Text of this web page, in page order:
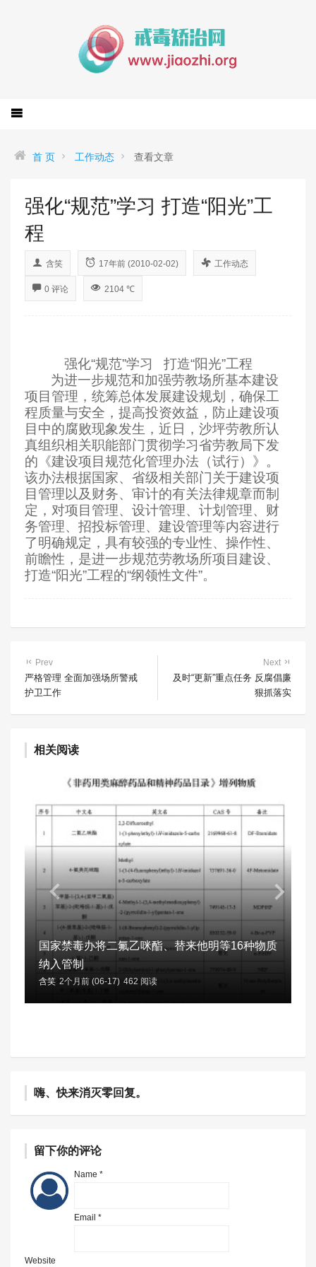
首 页 工作动态 查看文章
强化“规范”学习 打造“阳光”工
程
含笑 17年前 (2010-02-02) 工作动态
0 评论 2104 ℃
强化“规范”学习
打造“阳光”工程
为进一步规范和加强劳教场所基本建设
项目管理，统筹总体发展建设规划，确保工
程质量与安全，提高投资效益，防止建设项
目中的腐败现象发生，近日，沙坪劳教所认
真组织相关职能部门贯彻学习省劳教局下发
的《建设项目规范化管理办法（试行）》。
该办法根据国家、省级相关部门关于建设项
目管理以及财务、审计的有关法律规章而制
定，对项目管理、设计管理、计划管理、财
务管理、招投标管理、建设管理等内容进行
了明确规定，具有较强的专业性、操作性、
前瞻性，是进一步规范劳教场所项目建设、
打造“阳光”工程的“纲领性文件”。
Prev
严格管理 全面加强场所警戒
护卫工作
Next
及时“更新”重点任务 反腐倡廉
狠抓落实
相关阅读
国家禁毒办将二氟乙咪酯、替来他明等16种物质
纳入管制
含笑 2个月前 (06-17) 462 阅读
嗨、快来消灭零回复。
留下你的评论
Name *
Email *
Website